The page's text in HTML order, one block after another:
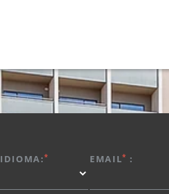
IDIOMA:* EMAIL* :